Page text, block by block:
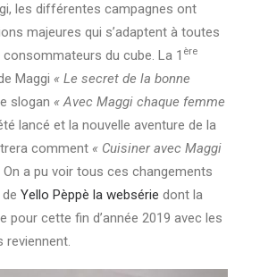
les différentes campagnes ont
majeures qui s’adaptent à toutes
du cube. La 1 ère
Maggi « Le secret de la bonne
slogan « Avec Maggi chaque femme
lancé et la nouvelle aventure de la
comment « Cuisiner avec Maggi
On a pu voir tous ces changements
Yello Pèppè la websérie dont la
pour cette fin d’année 2019 avec les
reviennent.